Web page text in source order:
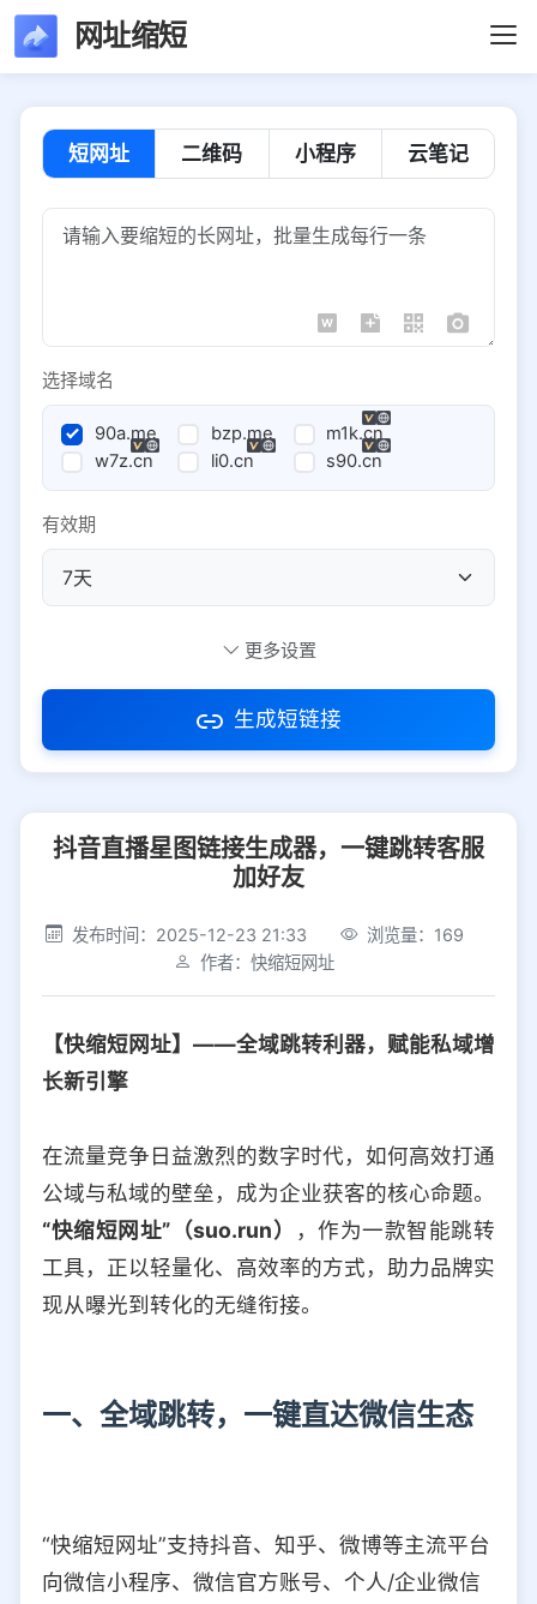
网址缩短
短网址 二维码 小程序 云笔记
选择域名
90a.me bzp.me
m1k.cn
w7z.cn
li0.cn s90.cn
有效期
访问密码
社交平台 电商平台
选择防红平台类型，避免链接被拦截
平台设置
iOS Android PC 其他
选择允许访问的平台类型
更多设置
生成短链接
抖音直播星图链接生成器，一键跳转客服
加好友
发布时间：2025-12-23 21:33
浏览量：169
作者：快缩短网址
【快缩短网址】——全域跳转利器，赋能私域增
长新引擎
在流量竞争日益激烈的数字时代，如何高效打通
公域与私域的壁垒，成为企业获客的核心命题。
“快缩短网址”（suo.run）
，作为一款智能跳转
工具，正以轻量化、高效率的方式，助力品牌实
现从曝光到转化的无缝衔接。
一、全域跳转，一键直达微信生态
“快缩短网址”支持抖音、知乎、微博等主流平台
向微信小程序、微信官方账号、个人/企业微信